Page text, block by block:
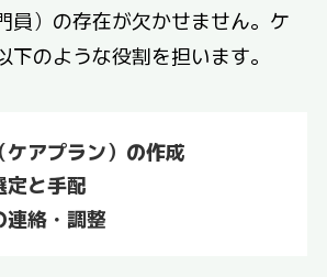
員）の存在が欠かせません。ケ
下のような役割を担います。
アプラン）の作成
定と手配
連絡・調整